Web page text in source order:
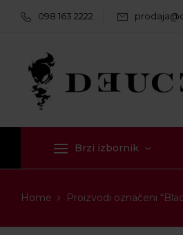
098 163 2222
Brzi izbornik
Home Proizvodi označeni